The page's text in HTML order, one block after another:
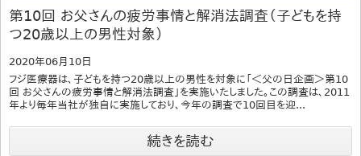
第10回 お父さんの疲労事情と解消法調査（子どもを持
つ20歳以上の男性対象）
2020年06月10日
フジ医療器は、子どもを持つ20歳以上の男性を対象に「＜父の日企画＞第10
回 お父さんの疲労事情と解消法調査」を実施いたしました。この調査は、2011
年より毎年当社が独自に実施しており、今年の調査で10回目を迎...
続きを読む